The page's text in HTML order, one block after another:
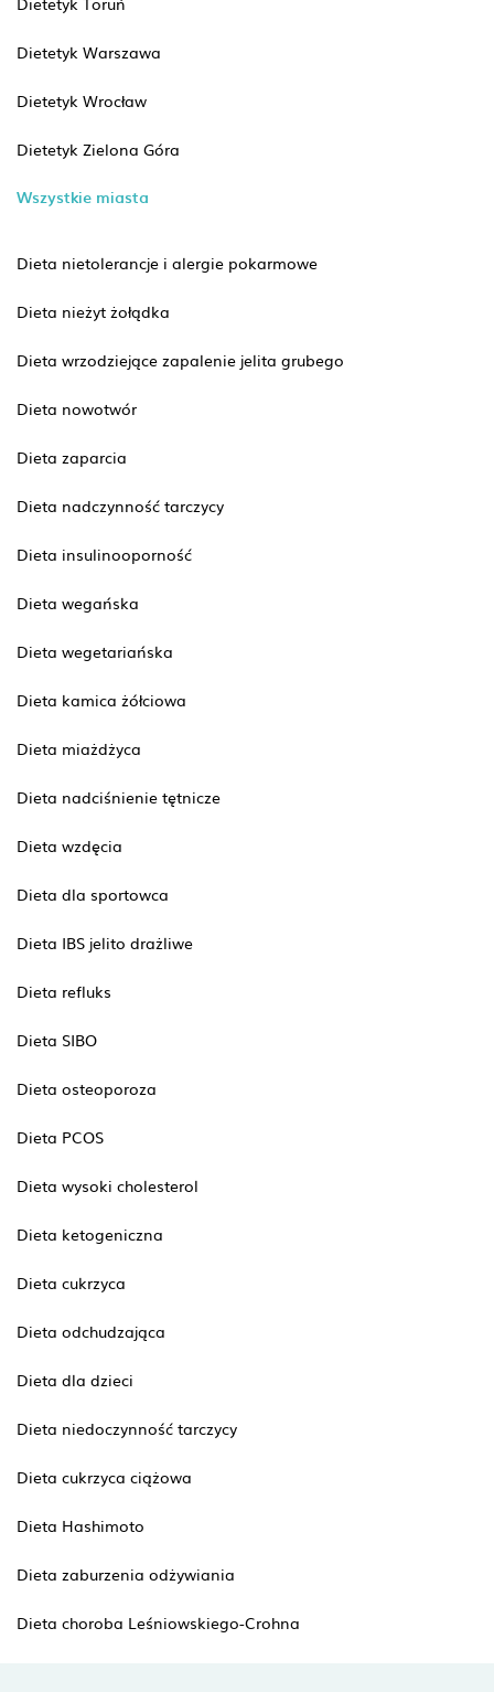
Dietetyk Warszawa
Dietetyk Wrocław
Dietetyk Zielona Góra
Wszystkie miasta
Dieta nietolerancje i alergie pokarmowe
Dieta nieżyt żołądka
Dieta wrzodziejące zapalenie jelita grubego
Dieta nowotwór
Dieta zaparcia
Dieta nadczynność tarczycy
Dieta insulinooporność
Dieta wegańska
Dieta wegetariańska
Dieta kamica żółciowa
Dieta miażdżyca
Dieta nadciśnienie tętnicze
Dieta wzdęcia
Dieta dla sportowca
Dieta IBS jelito drażliwe
Dieta refluks
Dieta SIBO
Dieta osteoporoza
Dieta PCOS
Dieta wysoki cholesterol
Dieta ketogeniczna
Dieta cukrzyca
Dieta odchudzająca
Dieta dla dzieci
Dieta niedoczynność tarczycy
Dieta cukrzyca ciążowa
Dieta Hashimoto
Dieta zaburzenia odżywiania
Dieta choroba Leśniowskiego-Crohna